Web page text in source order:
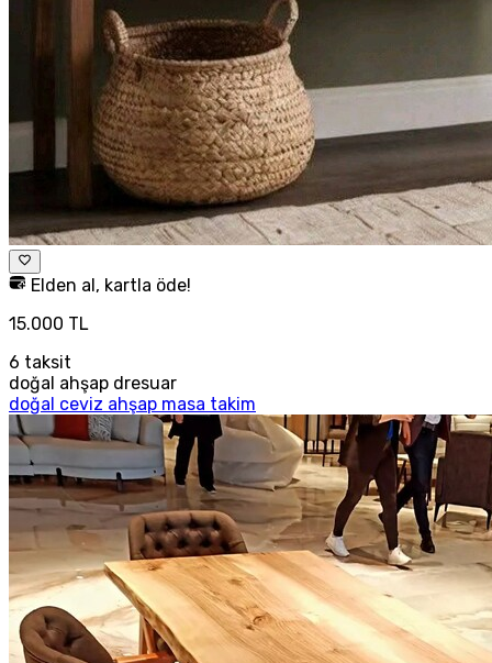
Elden al, kartla öde!
15.000 TL
6 taksit
doğal ahşap dresuar
doğal ceviz ahşap masa takim